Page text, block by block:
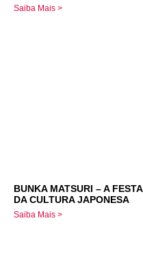
Saiba Mais >
BUNKA MATSURI – A FESTA
DA CULTURA JAPONESA
Saiba Mais >